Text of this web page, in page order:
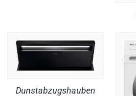
Dunstabzugshauben